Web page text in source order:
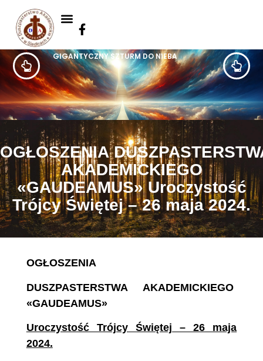
GIGANTYCZNY SZTURM DO NIEBA
OGŁOSZENIA
AKADEMICKIEGO
«GAUDEAMUS» Uroczystość
Trójcy Świętej – 26 maja 2024.
OGŁOSZENIA
DUSZPASTERSTWA AKADEMICKIEGO
«GAUDEAMUS»
Uroczystość Trójcy Świętej – 26 maja
2024.